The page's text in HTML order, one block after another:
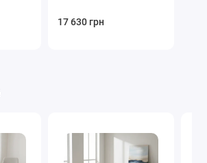
17 630 грн